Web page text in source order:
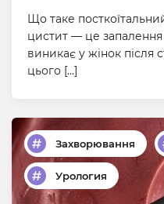
Що таке
цистит — це запалення
виникає у жінок після
цього […]
Захворювання
Урология